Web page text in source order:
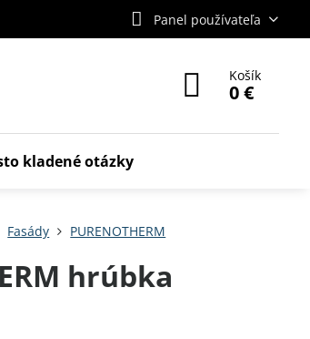
Panel používateľa
Košík
0 €
kladené otázky
Fasády PURENOTHERM
hrúbka